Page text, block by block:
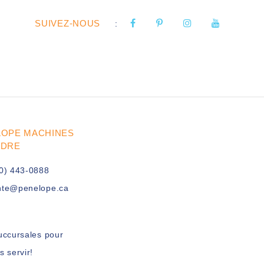
SUIVEZ-NOUS :
MACHINES
443-0888
pour
servir!